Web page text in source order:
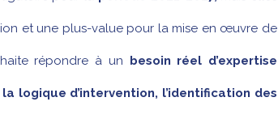
et une plus-value pour la mise en œuvre de
répondre à un besoin réel d’expertise
logique d’intervention, l’identification des